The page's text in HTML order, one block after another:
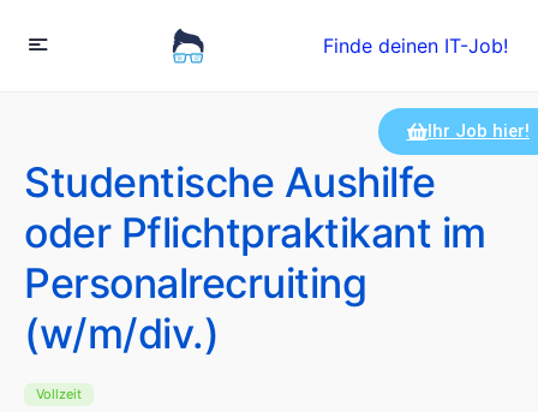
Finde deinen IT-Job!
Studentische Aushilfe
oder Pflichtpraktikant im
Personalrecruiting
(w/m/div.)
Vollzeit
Ihr Job hier!